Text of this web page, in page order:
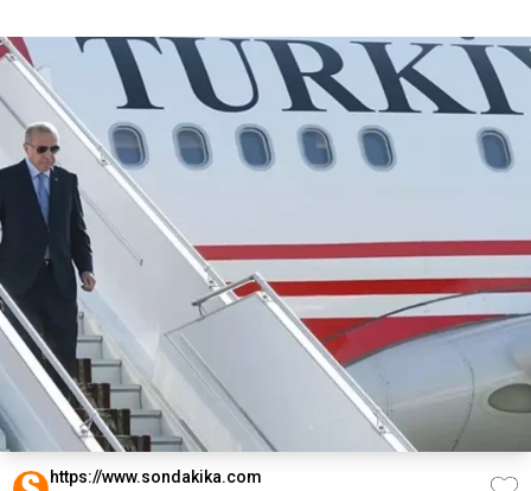
https://www.sondakika.com